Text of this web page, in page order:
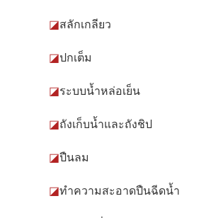
◪สลักเกลียว
◪ปกเต็ม
◪ระบบน้ำหล่อเย็น
◪ถังเก็บน้ำและถังชิป
◪ปืนลม
◪ทำความสะอาดปืนฉีดน้ำ